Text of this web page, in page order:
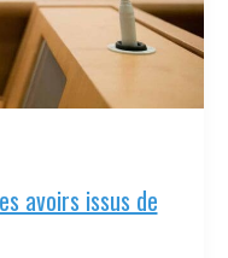
avoirs issus de